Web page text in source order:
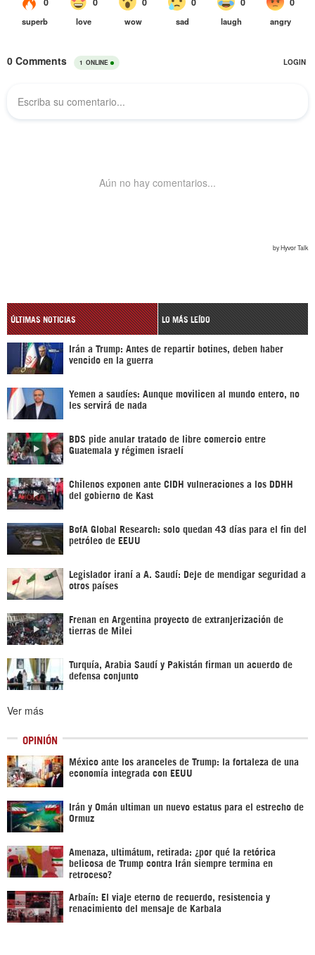
ÚLTIMAS NOTICIAS LO MÁS LEÍDO
Irán a Trump: Antes de repartir botines, deben haber
vencido en la guerra
Yemen a saudíes: Aunque movilicen al mundo entero, no
les servirá de nada
BDS pide anular tratado de libre comercio entre
Guatemala y régimen israelí
Chilenos exponen ante CIDH vulneraciones a los DDHH
del gobierno de Kast
BofA Global Research: solo quedan 43 días para el fin del
petróleo de EEUU
Legislador iraní a A. Saudí: Deje de mendigar seguridad a
otros países
Frenan en Argentina proyecto de extranjerización de
tierras de Milei
Turquía, Arabia Saudí y Pakistán firman un acuerdo de
defensa conjunto
Ver más
OPINIÓN
México ante los aranceles de Trump: la fortaleza de una
economía integrada con EEUU
Irán y Omán ultiman un nuevo estatus para el estrecho de
Ormuz
Amenaza, ultimátum, retirada: ¿por qué la retórica
belicosa de Trump contra Irán siempre termina en
retroceso?
Arbaín: El viaje eterno de recuerdo, resistencia y
renacimiento del mensaje de Karbala